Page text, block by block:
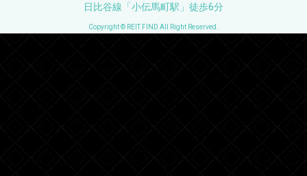
日比谷線「小伝馬町駅」徒歩6分
Copyright © REIT FIND All Right Reserved.